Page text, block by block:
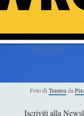
Foto diTumisu da
Iscriviti alla